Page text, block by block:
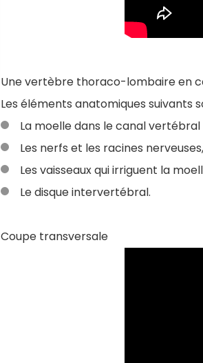
Une vertèbre thoraco-lombaire en
Les éléments anatomiques suivants
La moelle dans le canal vertébral
Les nerfs et les racines nerveuses,
Les vaisseaux qui irriguent la
Le disque intervertébral.
Coupe transversale